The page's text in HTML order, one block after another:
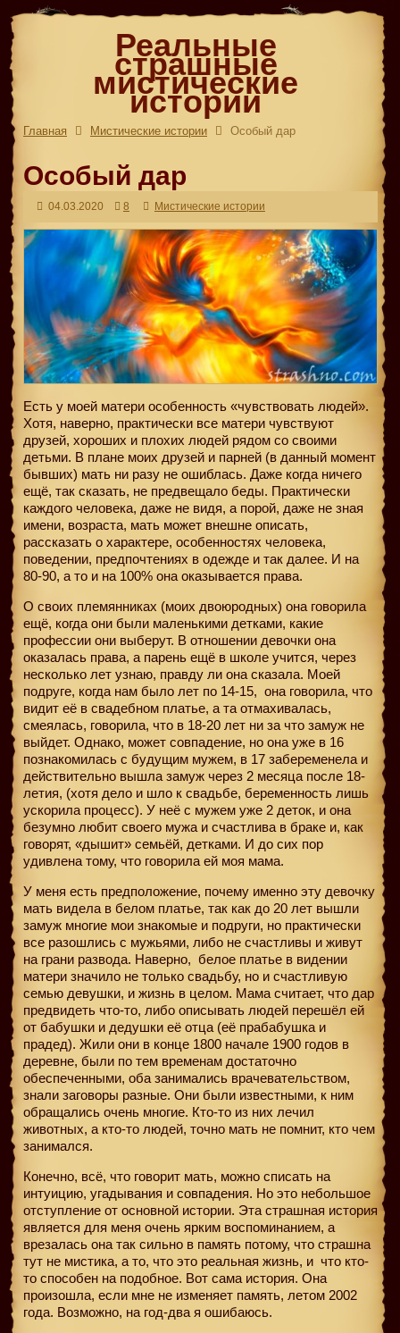
Реальные
страшные
мистические
истории
Главная Мистические истории Особый дар
Особый дар
04.03.2020 8 Мистические истории
Есть у моей матери особенность «чувствовать людей».
Хотя, наверно, практически все матери чувствуют
друзей, хороших и плохих людей рядом со своими
детьми. В плане моих друзей и парней (в данный момент
бывших) мать ни разу не ошиблась. Даже когда ничего
ещё, так сказать, не предвещало беды. Практически
каждого человека, даже не видя, а порой, даже не зная
имени, возраста, мать может внешне описать,
рассказать о характере, особенностях человека,
поведении, предпочтениях в одежде и так далее. И на
80-90, а то и на 100% она оказывается права.
О своих племянниках (моих двоюродных) она говорила
ещё, когда они были маленькими детками, какие
профессии они выберут. В отношении девочки она
оказалась права, а парень ещё в школе учится, через
несколько лет узнаю, правду ли она сказала. Моей
подруге, когда нам было лет по 14-15, она говорила, что
видит её в свадебном платье, а та отмахивалась,
смеялась, говорила, что в 18-20 лет ни за что замуж не
выйдет. Однако, может совпадение, но она уже в 16
познакомилась с будущим мужем, в 17 забеременела и
действительно вышла замуж через 2 месяца после 18-
летия, (хотя дело и шло к свадьбе, беременность лишь
ускорила процесс). У неё с мужем уже 2 деток, и она
безумно любит своего мужа и счастлива в браке и, как
говорят, «дышит» семьёй, детками. И до сих пор
удивлена тому, что говорила ей моя мама.
У меня есть предположение, почему именно эту девочку
мать видела в белом платье, так как до 20 лет вышли
замуж многие мои знакомые и подруги, но практически
все разошлись с мужьями, либо не счастливы и живут
на грани развода. Наверно, белое платье в видении
матери значило не только свадьбу, но и счастливую
семью девушки, и жизнь в целом. Мама считает, что дар
предвидеть что-то, либо описывать людей перешёл ей
от бабушки и дедушки её отца (её прабабушка и
прадед). Жили они в конце 1800 начале 1900 годов в
деревне, были по тем временам достаточно
обеспеченными, оба занимались врачевательством,
знали заговоры разные. Они были известными, к ним
обращались очень многие. Кто-то из них лечил
животных, а кто-то людей, точно мать не помнит, кто чем
занимался.
Конечно, всё, что говорит мать, можно списать на
интуицию, угадывания и совпадения. Но это небольшое
отступление от основной истории. Эта страшная история
является для меня очень ярким воспоминанием, а
врезалась она так сильно в память потому, что страшна
тут не мистика, а то, что это реальная жизнь, и что кто-
то способен на подобное. Вот сама история. Она
произошла, если мне не изменяет память, летом 2002
года. Возможно, на год-два я ошибаюсь.